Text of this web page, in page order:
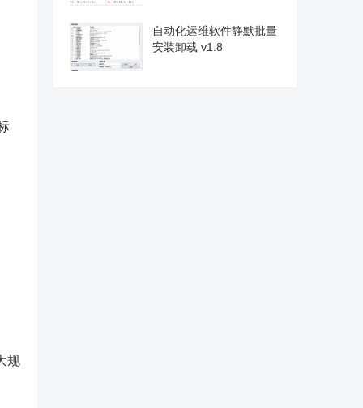
规
自动化运维软件静默批量
安装卸载 v1.8